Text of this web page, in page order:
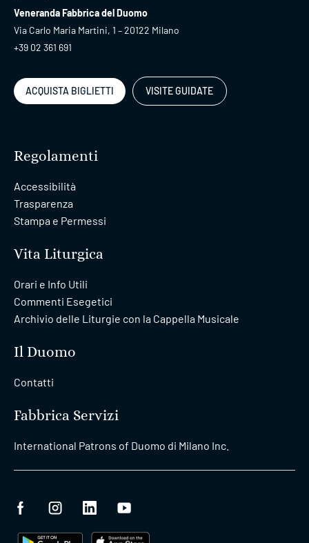
Veneranda Fabbrica del Duomo
Via Carlo Maria Martini, 1 – 20122 Milano
+39 02 361 691
ACQUISTA BIGLIETTI VISITE GUIDATE
Regolamenti
Accessibilità
Trasparenza
Stampa e Permessi
Vita Liturgica
Orari e Info Utili
Commenti Esegetici
Archivio delle Liturgie con la Cappella Musicale
Il Duomo
Contatti
Fabbrica Servizi
International Patrons of Duomo di Milano Inc.